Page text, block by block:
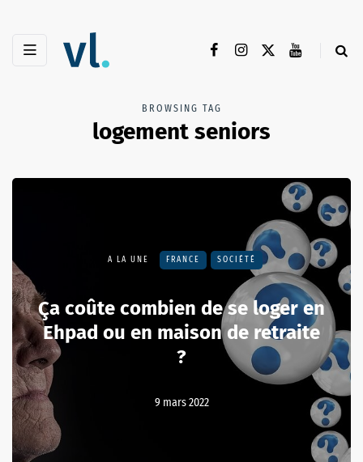
BROWSING TAG
logement seniors
A LA UNE FRANCE SOCIÉTÉ
Ça coûte combien de se loger en
Ehpad ou en maison de retraite
?
9 mars 2022